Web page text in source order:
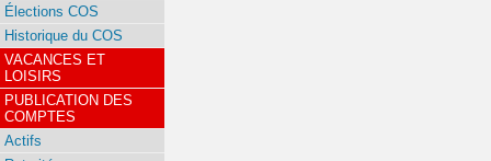
Élections COS
Historique du COS
VACANCES ET
LOISIRS
PUBLICATION DES
COMPTES
Actifs